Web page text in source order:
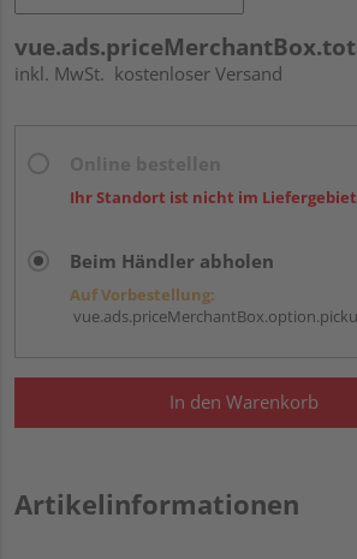
inkl. MwSt. kostenloser Versand
Ihr Standort ist nicht im Liefergebiet
Beim Händler abholen
Auf Vorbestellung:
In den Warenkorb
Artikelinformationen